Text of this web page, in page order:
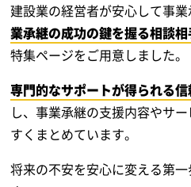
建設業の経営者が安心して事
業承継の成功の鍵を握る相談
特集ページをご用意しました。
専門的なサポートが得られる
し、事業承継の支援内容やサ
すくまとめています。
将来の不安を安心に変える第